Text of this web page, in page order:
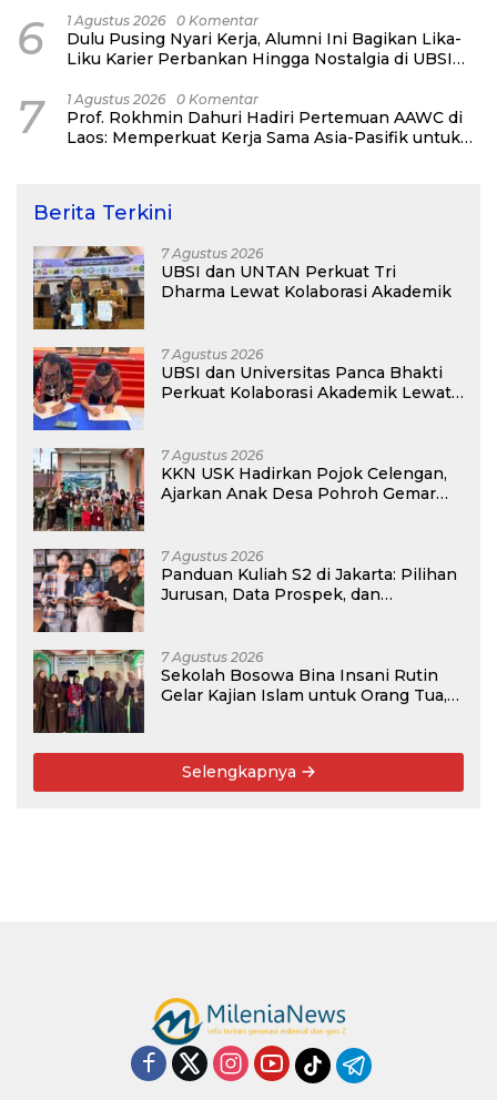
6 1 Agustus 2026 0 Komentar
Dulu Pusing Nyari Kerja, Alumni Ini Bagikan Lika-
Liku Karier Perbankan Hingga Nostalgia di UBSI
7 1 Agustus 2026 0 Komentar
Prof. Rokhmin Dahuri Hadiri Pertemuan AAWC di
Laos: Memperkuat Kerja Sama Asia-Pasifik untuk
Berita Terkini
7 Agustus 2026
UBSI dan UNTAN Perkuat Tri
Dharma Lewat Kolaborasi Akademik
7 Agustus 2026
UBSI dan Universitas Panca Bhakti
Perkuat Kolaborasi Akademik Lewat
7 Agustus 2026
KKN USK Hadirkan Pojok Celengan,
Ajarkan Anak Desa Pohroh Gemar
7 Agustus 2026
Panduan Kuliah S2 di Jakarta: Pilihan
Jurusan, Data Prospek, dan
7 Agustus 2026
Sekolah Bosowa Bina Insani Rutin
Gelar Kajian Islam untuk Orang Tua,
Selengkapnya